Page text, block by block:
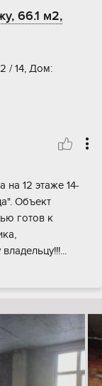
66.1 м2,
/ 14, Дом:
на 12 этаже 14-
Объект
готов к